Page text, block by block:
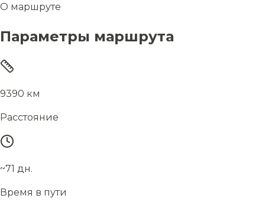
О маршруте
Параметры маршрута
9390 км
Расстояние
~71 дн.
Время в пути